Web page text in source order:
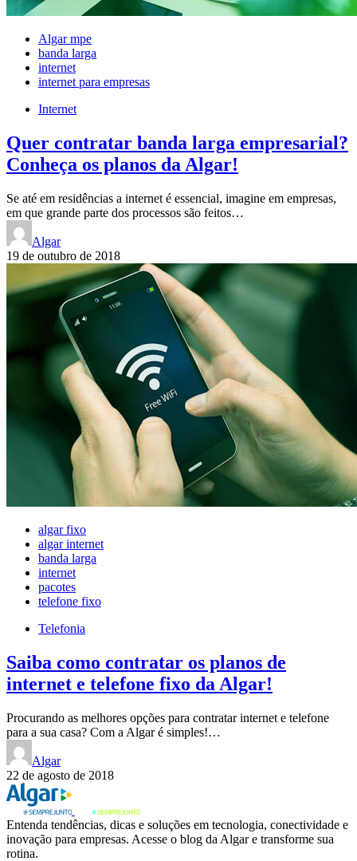
Algar mpe
banda larga
internet
internet para empresas
Internet
Quer contratar banda larga empresarial?
Conheça os planos da Algar!
Se até em residências a internet é essencial, imagine em empresas,
em que grande parte dos processos são feitos…
Algar
19 de outubro de 2018
algar fixo
algar internet
banda larga
internet
pacotes
telefone fixo
Telefonia
Saiba como contratar os planos de
internet e telefone fixo da Algar!
Procurando as melhores opções para contratar internet e telefone
para a sua casa? Com a Algar é simples!…
Algar
22 de agosto de 2018
Entenda tendências, dicas e soluções em tecnologia, conectividade e
inovação para empresas. Acesse o blog da Algar e transforme sua
rotina.